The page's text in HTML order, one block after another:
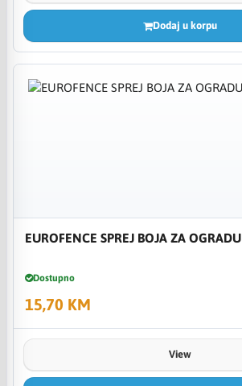
Dodaj u korpu
EUROFENCE SPREJ BOJA ZA OGRADU
Dostupno
15,70 KM
View